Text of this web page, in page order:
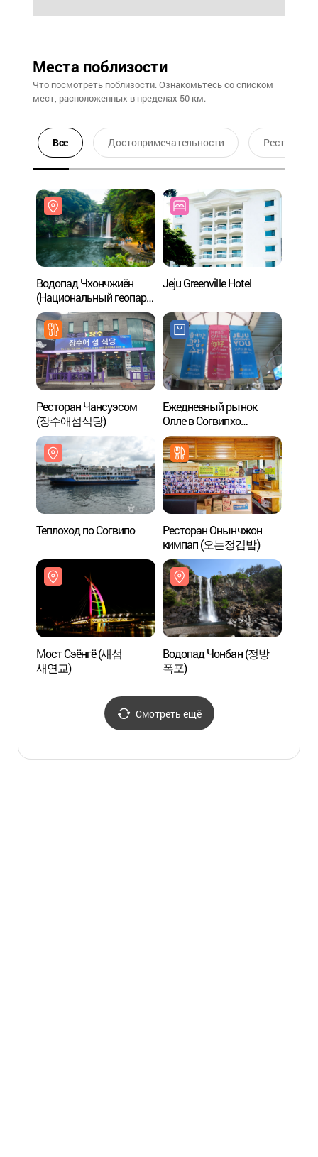
Места поблизости
Что посмотреть поблизости. Ознакомьтесь со списком
мест, расположенных в пределах 50 км.
Все Достопримечательности Ресторан
Водопад Чхончжиён
(Национальный геопарк
Чечжудо) (천지연폭포
(제주도 국가지질공원))
Jeju Greenville Hotel
Ресторан Чансуэсом
(장수애섬식당)
Ежедневный рынок
Олле в Согвипхо
(서귀포매일올레시장)
Теплоход по Согвипо
Ресторан Онынчжон
кимпап (오는정김밥)
Мост Сэёнгё (새섬
새연교)
Водопад Чонбан (정방
폭포)
Смотреть ещё